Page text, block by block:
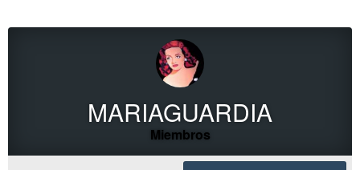
MARIAGUARDIA
Miembros